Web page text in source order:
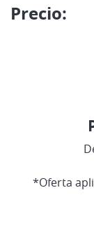
Precio:
*Oferta